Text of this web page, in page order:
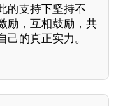
的支持下坚持不
励，互相鼓励，共
己的真正实力。